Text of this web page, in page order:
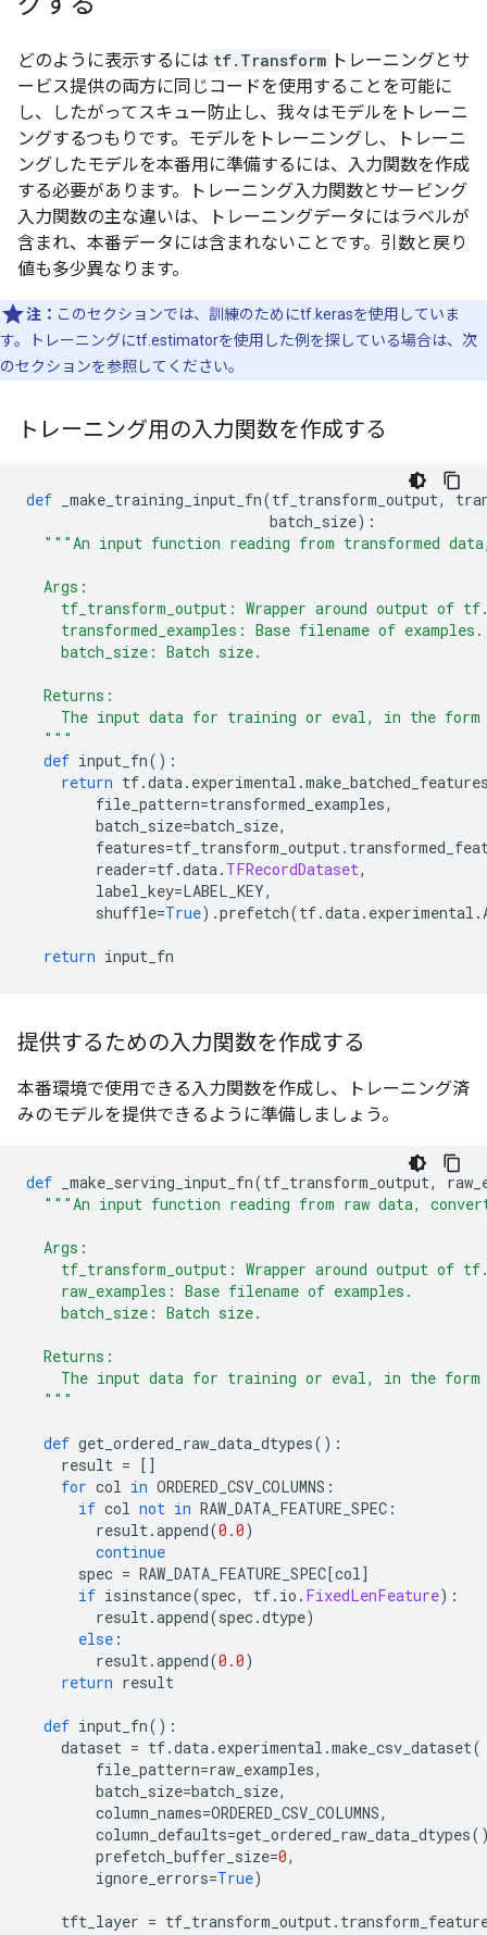
どのように表示するには tf.Transform トレーニングとサ
ービス提供の両方に同じコードを使用することを可能に
し、したがってスキュー防止し、我々はモデルをトレーニ
ングするつもりです。モデルをトレーニングし、トレーニ
ングしたモデルを本番用に準備するには、入力関数を作成
する必要があります。トレーニング入力関数とサービング
入力関数の主な違いは、トレーニングデータにはラベルが
含まれ、本番データには含まれないことです。引数と戻り
値も多少異なります。
注： このセクションでは、訓練のためにtf.kerasを使用していま
す。トレーニングにtf.estimatorを使用した例を探している場合は、次
のセクションを参照してください。
トレーニング用の入力関数を作成する
def _make_training_input_fn(tf_transform_output,
batch_size):
"""An input function reading from transformed
Args:
tf_transform_output: Wrapper around output of
transformed_examples: Base filename of examples.
batch_size: Batch size.
Returns:
The input data for training or eval, in the
"""
def input_fn():
return tf.data. experimental .
file_pattern=transformed_examples,
batch_size=batch_size,
features=tf_transform_output.
reader=tf.data. TFRecordDataset,
label_key=LABEL_KEY,
shuffle=True).prefetch(tf.data. experimental .
return input_fn
提供するための入力関数を作成する
本番環境で使用できる入力関数を作成し、トレーニング済
みのモデルを提供できるように準備しましょう。
def _make_serving_input_fn(tf_transform_output,
"""An input function reading from raw data,
Args:
tf_transform_output: Wrapper around output of
raw_examples: Base filename of examples.
batch_size: Batch size.
Returns:
The input data for training or eval, in the
"""
def get_ordered_raw_data_dtypes():
result = []
for col in ORDERED_CSV_COLUMNS :
if col not in RAW_DATA_FEATURE_SPEC :
result.append(0.0)
continue
spec = RAW_DATA_FEATURE_SPEC[col]
if isinstance(spec, tf. io . FixedLenFeature):
result.append(spec.dtype)
else :
result.append(0.0)
return result
def input_fn():
dataset = tf.data. experimental .make_csv_dataset(
file_pattern=raw_examples,
batch_size=batch_size,
column_names=ORDERED_CSV_COLUMNS,
column_defaults=get_ordered_raw_data_dtypes
prefetch_buffer_size=0,
ignore_errors=True)
tft_layer = tf_transform_output.